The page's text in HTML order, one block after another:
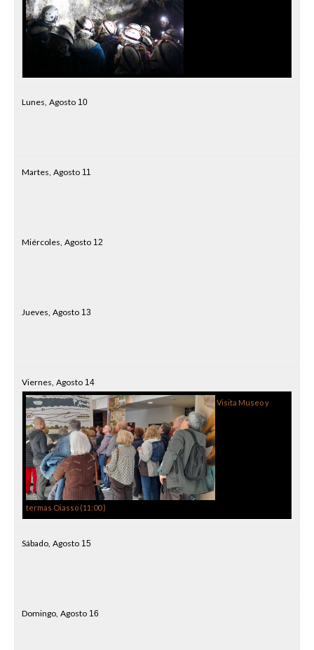
Lunes, Agosto 10
Martes, Agosto 11
Miércoles, Agosto 12
Jueves, Agosto 13
Viernes, Agosto 14
Visita Museo y
termas Oiasso (11:00)
Sábado, Agosto 15
Domingo, Agosto 16